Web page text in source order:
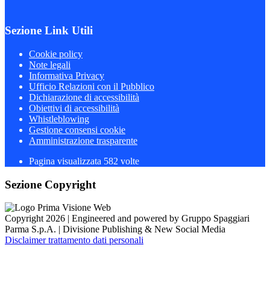
Sezione Link Utili
Cookie policy
Note legali
Informativa Privacy
Ufficio Relazioni con il Pubblico
Dichiarazione di accessibilità
Obiettivi di accessibilità
Whistleblowing
Gestione consensi cookie
Amministrazione trasparente
Pagina visualizzata 582 volte
Sezione Copyright
Copyright 2026 | Engineered and powered by Gruppo Spaggiari
Parma S.p.A. | Divisione Publishing & New Social Media
Disclaimer trattamento dati personali